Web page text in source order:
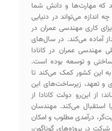
که مهارت‌ها و دانش شما
اندازه می‌تواند در دنیایی
کاری مهندسی عمران در
آماده می‌کند. در سال‌های
مهندسی عمران در کانادا
و توسعه بوده است.
این کشور کمک می‌کند تا
و تعهد، زیرساخت‌های این
از این‌رو دولت کانادا از
استقبال می‌کند. مهندسان
درآمدی مطلوب و امکان